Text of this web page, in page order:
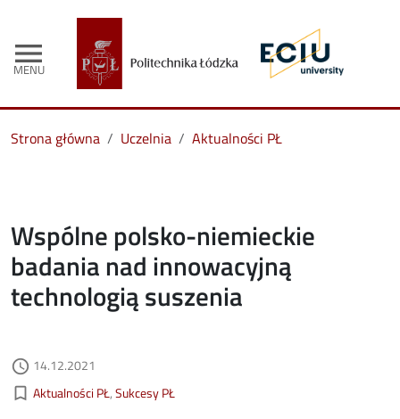
menu
MENU
Strona główna Uczelnia Aktualności PŁ
Wspólne polsko-niemieckie
badania nad innowacyjną
technologią suszenia
access_time Data dodania
14.12.2021
bookmark_border Kategorie aktualności
Aktualności PŁ Sukcesy PŁ